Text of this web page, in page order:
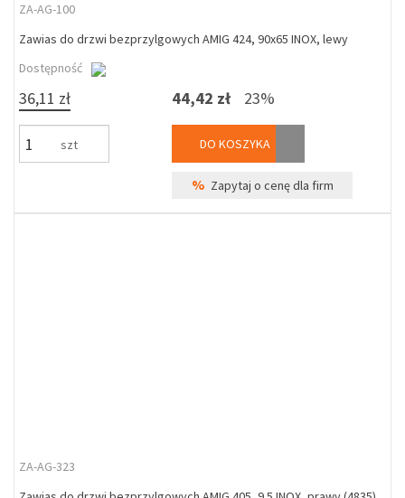
ZA-AG-100
Zawias do drzwi bezprzylgowych AMIG 424, 90x65 INOX, lewy
Dostępność
36,11 zł
szt
44,42 zł 23%
DO KOSZYKA
% Zapytaj o cenę dla firm
ZA-AG-323